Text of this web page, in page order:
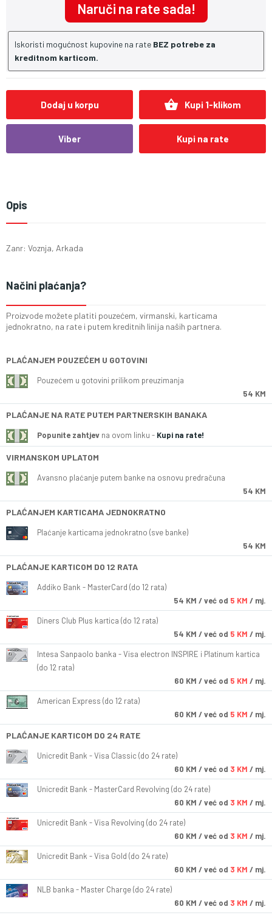
Naruči na rate sada!
Iskoristi mogućnost kupovine na rate BEZ potrebe za
kreditnom karticom.
Dodaj u korpu shopping_basket Kupi 1-klikom
Viber Kupi na rate
Opis
Zanr: Voznja, Arkada
Načini plaćanja?
Proizvode možete platiti pouzećem, virmanski, karticama
jednokratno, na rate i putem kreditnih linija naših partnera.
PLAĆANJEM POUZEĆEM U GOTOVINI
Pouzećem u gotovini prilikom preuzimanja
54 KM
PLAĆANJE NA RATE PUTEM PARTNERSKIH BANAKA
Popunite zahtjev na ovom linku - Kupi na rate!
VIRMANSKOM UPLATOM
Avansno plaćanje putem banke na osnovu predračuna
54 KM
PLAĆANJEM KARTICAMA JEDNOKRATNO
Plaćanje karticama jednokratno (sve banke)
54 KM
PLAĆANJE KARTICOM DO 12 RATA
Addiko Bank - MasterCard (do 12 rata)
54 KM / već od 5 KM / mj.
Diners Club Plus kartica (do 12 rata)
54 KM / već od 5 KM / mj.
Intesa Sanpaolo banka - Visa electron INSPIRE i Platinum kartica
(do 12 rata)
60 KM / već od 5 KM / mj.
American Express (do 12 rata)
60 KM / već od 5 KM / mj.
PLAĆANJE KARTICOM DO 24 RATE
Unicredit Bank - Visa Classic (do 24 rate)
60 KM / već od 3 KM / mj.
Unicredit Bank - MasterCard Revolving (do 24 rate)
60 KM / već od 3 KM / mj.
Unicredit Bank - Visa Revolving (do 24 rate)
60 KM / već od 3 KM / mj.
Unicredit Bank - Visa Gold (do 24 rate)
60 KM / već od 3 KM / mj.
NLB banka - Master Charge (do 24 rate)
60 KM / već od 3 KM / mj.